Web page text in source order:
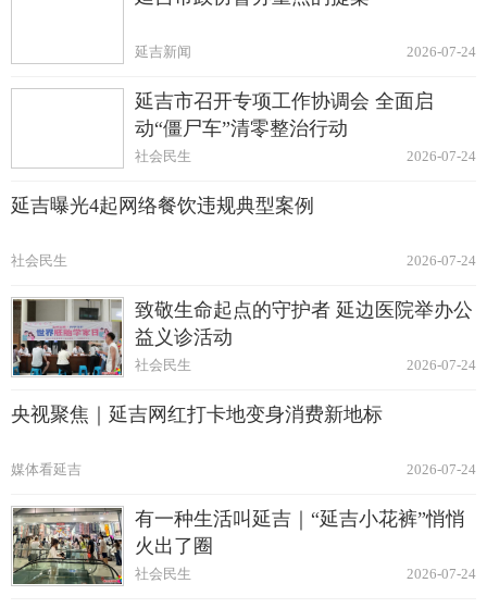
2026-07-24
延吉新闻
延吉市召开专项工作协调会 全面启
动“僵尸车”清零整治行动
2026-07-24
社会民生
延吉曝光4起网络餐饮违规典型案例
2026-07-24
社会民生
致敬生命起点的守护者 延边医院举办公
益义诊活动
2026-07-24
社会民生
央视聚焦｜延吉网红打卡地变身消费新地标
2026-07-24
媒体看延吉
有一种生活叫延吉｜“延吉小花裤”悄悄
火出了圈
2026-07-24
社会民生